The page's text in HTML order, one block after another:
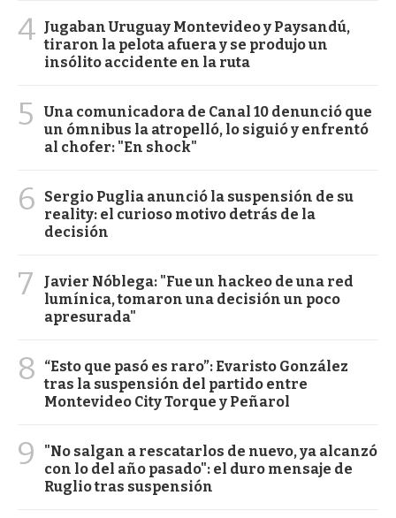
4 Jugaban Uruguay Montevideo y Paysandú,
tiraron la pelota afuera y se produjo un
insólito accidente en la ruta
5
Una comunicadora de Canal 10 denunció que
un ómnibus la atropelló, lo siguió y enfrentó
al chofer: "En shock"
6
Sergio Puglia anunció la suspensión de su
reality: el curioso motivo detrás de la
decisión
7
Javier Nóblega: "Fue un hackeo de una red
lumínica, tomaron una decisión un poco
apresurada"
8
“Esto que pasó es raro”: Evaristo González
tras la suspensión del partido entre
Montevideo City Torque y Peñarol
9
"No salgan a rescatarlos de nuevo, ya alcanzó
con lo del año pasado": el duro mensaje de
Ruglio tras suspensión